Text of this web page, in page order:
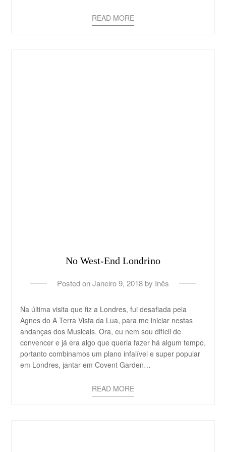
READ MORE
No West-End Londrino
Posted onJaneiro 9, 2018 by Inês
Na última visita que fiz a Londres, fui desafiada pela
Agnes do A Terra Vista da Lua, para me iniciar nestas
andanças dos Musicais. Ora, eu nem sou difícil de
convencer e já era algo que queria fazer há algum tempo,
portanto combinamos um plano infalível e super popular
em Londres, jantar em Covent Garden…
READ MORE